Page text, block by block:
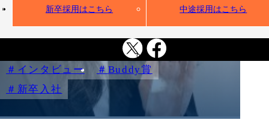
新卒採用はこちら 中途採用はこちら
新井さんインタビ
ュー
インタビュー
Buddy賞
新卒入社